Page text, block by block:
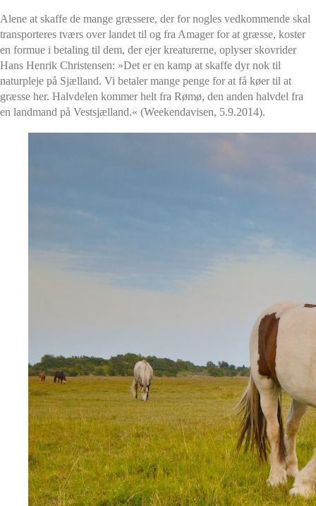
Alene at skaffe de mange græssere, der for nogles vedkommende skal
transporteres tværs over landet til og fra Amager for at græsse, koster
en formue i betaling til dem, der ejer kreaturerne, oplyser skovrider
Hans Henrik Christensen: »Det er en kamp at skaffe dyr nok til
naturpleje på Sjælland. Vi betaler mange penge for at få køer til at
græsse her. Halvdelen kommer helt fra Rømø, den anden halvdel fra
en landmand på Vestsjælland.« (Weekendavisen, 5.9.2014).